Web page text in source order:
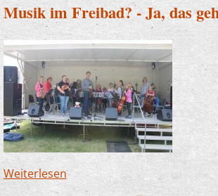
Musik im Freibad? - Ja, das
Weiterlesenüber Musik im Freibad? - Ja,